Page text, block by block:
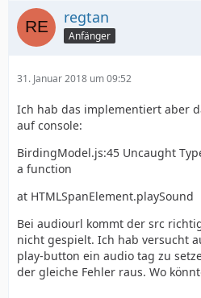
regtan
Anfänger
31. Januar 2018 um 09:52
Ich hab das implementiert aber
auf console:
BirdingModel.js:45 Uncaught
a function
at HTMLSpanElement.playSound
Bei audiourl kommt der src
nicht gespielt. Ich hab versucht
play-button ein audio tag zu
der gleiche Fehler raus. Wo